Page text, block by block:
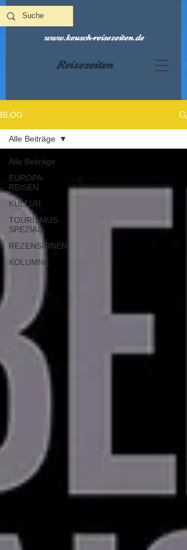
Reisezeiten
www.keusch-reisezeiten.de
BLOG
Alle Beiträge
EUROPA-
REISEN
KULTUR
TOURISMUS
SPEZIAL
REZENSIONEN
KOLUMNE
Alle Beiträge